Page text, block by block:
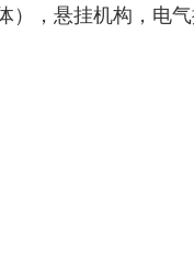
，悬挂机构，电气